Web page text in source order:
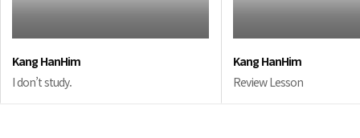
Kang HanHim
I don’t study.
Kang HanHim
Review Lesson